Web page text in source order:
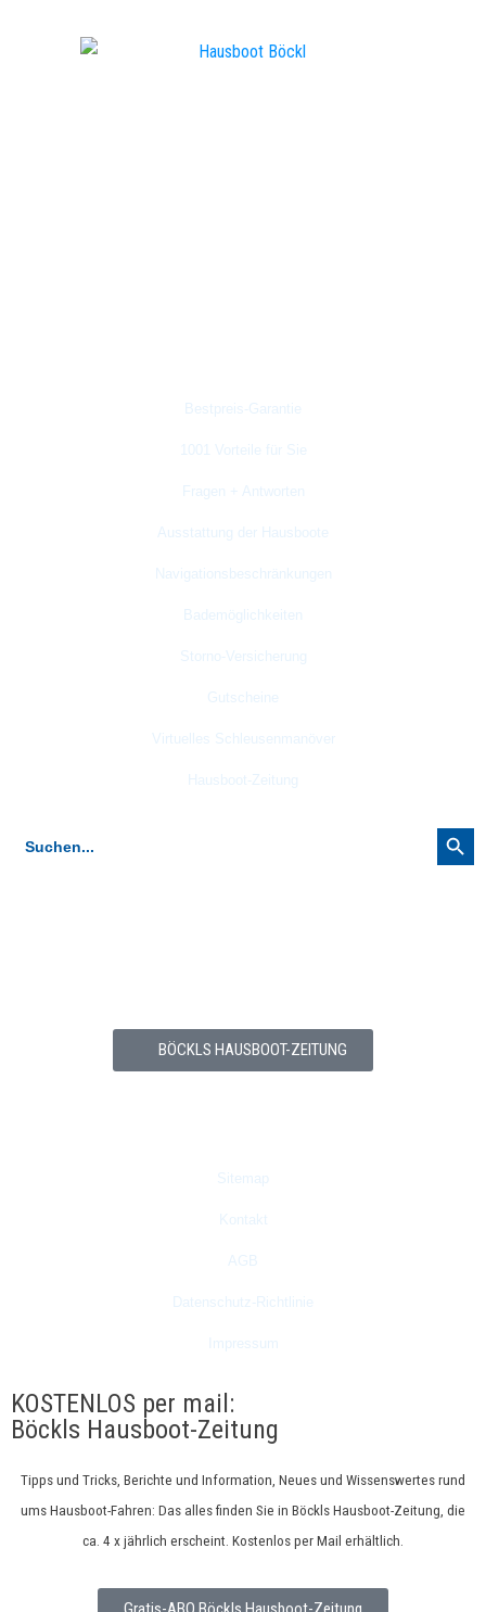
Bestpreis-Garantie
1001 Vorteile für Sie
Fragen + Antworten
Ausstattung der Hausboote
Navigationsbeschränkungen
Bademöglichkeiten
Storno-Versicherung
Gutscheine
Virtuelles Schleusenmanöver
Hausboot-Zeitung
for:
Search Button
BÖCKLS HAUSBOOT-ZEITUNG
Sitemap
Kontakt
AGB
Datenschutz-Richtlinie
Impressum
KOSTENLOS per mail:
Böckls Hausboot-Zeitung
Tipps und Tricks, Berichte und Information, Neues und Wissenswertes rund
ums Hausboot-Fahren: Das alles finden Sie in Böckls Hausboot-Zeitung, die
ca. 4 x jährlich erscheint. Kostenlos per Mail erhältlich.